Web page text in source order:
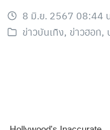
8 มิ.ย. 2567 08:44
ข่าวบันเทิง, ข่าวฮอท,